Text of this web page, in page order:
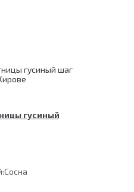
гусиный
Сосна